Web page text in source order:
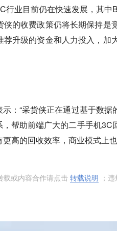
行业目前仍在快速发展，其
的收费政策仍将长期保持是
升级的资金和人力投入，加
：“采货侠正在通过基于数
帮助前端广大的二手手机
高的回收效率，商业模式上
载或内容合作请点击转载说明 ；